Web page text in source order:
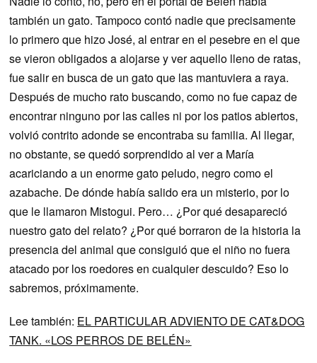
también un gato. Tampoco contó nadie que precisamente
lo primero que hizo José, al entrar en el pesebre en el que
se vieron obligados a alojarse y ver aquello lleno de ratas,
fue salir en busca de un gato que las mantuviera a raya.
Después de mucho rato buscando, como no fue capaz de
encontrar ninguno por las calles ni por los patios abiertos,
volvió contrito adonde se encontraba su familia. Al llegar,
no obstante, se quedó sorprendido al ver a María
acariciando a un enorme gato peludo, negro como el
azabache. De dónde había salido era un misterio, por lo
que le llamaron Mistogui. Pero… ¿Por qué desapareció
nuestro gato del relato? ¿Por qué borraron de la historia la
presencia del animal que consiguió que el niño no fuera
atacado por los roedores en cualquier descuido? Eso lo
sabremos, próximamente.
Lee también: EL PARTICULAR ADVIENTO DE CAT&DOG
TANK. «LOS PERROS DE BELÉN»